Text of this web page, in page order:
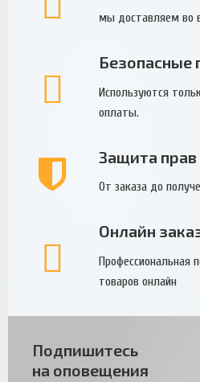
мы доставляем во
Безопасные
Используются
оплаты.
Защита
От заказа до
Онлайн
Профессиональная
товаров онлайн
Подпишитесь
на оповещения